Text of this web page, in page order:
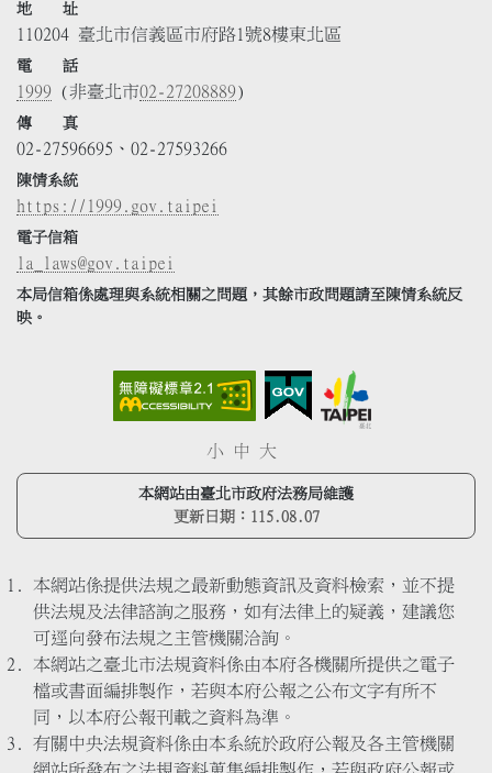
地 址
110204 臺北市信義區市府路1號8樓東北區
電 話
1999 (非臺北市02-27208889)
傳 真
02-27596695、02-27593266
陳情系統
https://1999.gov.taipei
電子信箱
la_laws@gov.taipei
本局信箱係處理與系統相關之問題，其餘市政問題請至陳情系統反
映。
小 中 大
本網站由臺北市政府法務局維護
更新日期： 115.08.07
本網站係提供法規之最新動態資訊及資料檢索，並不提
供法規及法律諮詢之服務，如有法律上的疑義，建議您
可逕向發布法規之主管機關洽詢。
本網站之臺北市法規資料係由本府各機關所提供之電子
檔或書面編排製作，若與本府公報之公布文字有所不
同，以本府公報刊載之資料為準。
有關中央法規資料係由本系統於政府公報及各主管機關
網站所發布之法規資料蒐集編排製作，若與政府公報或